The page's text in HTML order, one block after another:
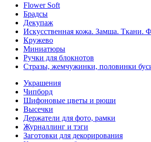
Flower Soft
Брадсы
Декупаж
Искусственная кожа. Замша. Ткани.
Кружево
Миниатюры
Ручки для блокнотов
Стразы, жемчужинки, половинки
Украшения
Чипборд
Шифоновые цветы и рюши
Высечки
Держатели для фото, рамки
Журналлинг и тэги
Заготовки для декорирования